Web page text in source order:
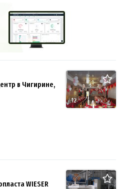
12
в Чигирине,
WIESER